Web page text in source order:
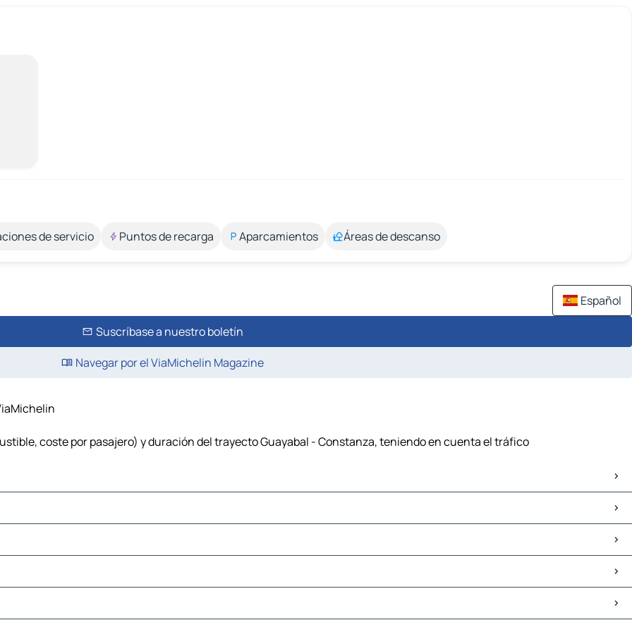
de servicio Puntos de recarga Aparcamientos Áreas de descanso
Español
Suscríbase a nuestro boletín
Navegar por el ViaMichelin Magazine
coste por pasajero) y duración del trayecto Guayabal - Constanza, teniendo en cuenta el tráfico